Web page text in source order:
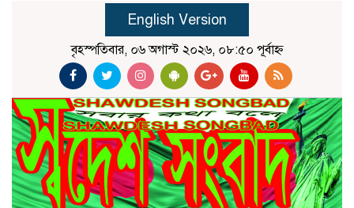
English Version
বৃহস্পতিবার, ০৬ অগাস্ট ২০২৬, ০৮:৫০ পূর্বাহ্ন